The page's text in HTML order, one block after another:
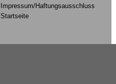
Impressum/Haftungsausschluss
Startseite